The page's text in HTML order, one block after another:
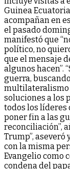
Guinea
acompañan en
el pasado
manifestó que
político, no
que el mensaje
algunos hacen”.
guerra,
multilateralismo
soluciones a los
todos los líderes
poner fin a las
reconciliación”,
Trump”,
con la misma
Evangelio como
condena del